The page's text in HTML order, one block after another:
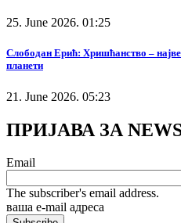
25. June 2026. 01:25
Слободан Ерић: Хришћанство –
планети
21. June 2026. 05:23
ПРИЈАВА ЗА
Email
The subscriber's email address.
ваша е-mail адреса